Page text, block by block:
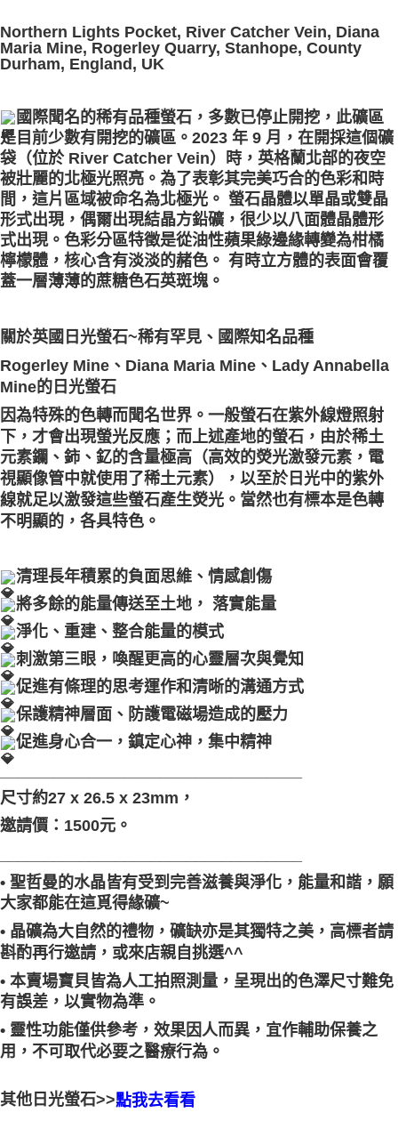
每筆NT$80，滿NT$3,000(含以上)免運費
付款後門市自取
Northern Lights Pocket, River Catcher Vein, Diana
Maria Mine, Rogerley Quarry, Stanhope, County
Durham, England, UK
國際聞名的稀有品種螢石，多數已停止開挖，此礦區
是目前少數有開挖的礦區。2023 年 9 月，在開採這個礦
袋（位於 River Catcher Vein）時，英格蘭北部的夜空
被壯麗的北極光照亮。為了表彰其完美巧合的色彩和時
間，這片區域被命名為北極光。 螢石晶體以單晶或雙晶
形式出現，偶爾出現結晶方鉛礦，很少以八面體晶體形
式出現。色彩分區特徵是從油性蘋果綠邊緣轉變為柑橘
檸檬體，核心含有淡淡的赭色。 有時立方體的表面會覆
蓋一層薄薄的蔗糖色石英斑塊。
關於英國日光螢石~稀有罕見、國際知名品種
Rogerley Mine、Diana Maria Mine、Lady Annabella
Mine的日光螢石
因為特殊的色轉而聞名世界。一般螢石在紫外線燈照射
下，才會出現螢光反應；而上述產地的螢石，由於稀土
元素鑭、鈰、釔的含量極高（高效的熒光激發元素，電
視顯像管中就使用了稀土元素），以至於日光中的紫外
線就足以激發這些螢石產生熒光。當然也有標本是色轉
不明顯的，各具特色。
清理長年積累的負面思維、情感創傷
將多餘的能量傳送至土地， 落實能量
淨化、重建、整合能量的模式
刺激第三眼，喚醒更高的心靈層次與覺知
促進有條理的思考運作和清晰的溝通方式
保護精神層面、防護電磁場造成的壓力
促進身心合一，鎮定心神，集中精神
__________________________________
尺寸約27 x 26.5 x 23mm，
邀請價：1500元。
• 聖哲曼的水晶皆有受到完善滋養與淨化，能量和諧，願
大家都能在這覓得緣礦~
• 晶礦為大自然的禮物，礦缺亦是其獨特之美，高標者請
斟酌再行邀請，或來店親自挑選^^
• 本賣場寶貝皆為人工拍照測量，呈現出的色澤尺寸難免
有誤差，以實物為準。
• 靈性功能僅供參考，效果因人而異，宜作輔助保養之
用，不可取代必要之醫療行為。
其他日光螢石>>點我去看看